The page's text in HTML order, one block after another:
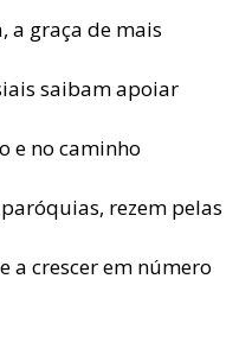
a graça de mais
saibam apoiar
e no caminho
rezem pelas
a crescer em número